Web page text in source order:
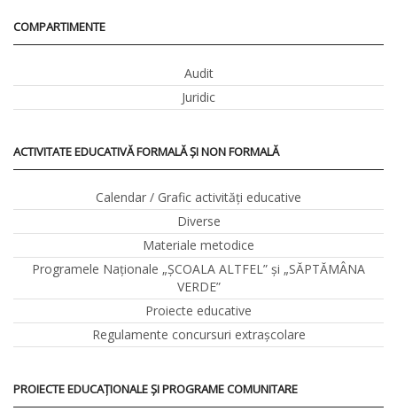
COMPARTIMENTE
Audit
Juridic
ACTIVITATE EDUCATIVĂ FORMALĂ ȘI NON FORMALĂ
Calendar / Grafic activităţi educative
Diverse
Materiale metodice
Programele Naţionale „ŞCOALA ALTFEL” și „SĂPTĂMÂNA
VERDE”
Proiecte educative
Regulamente concursuri extraşcolare
PROIECTE EDUCAȚIONALE ȘI PROGRAME COMUNITARE